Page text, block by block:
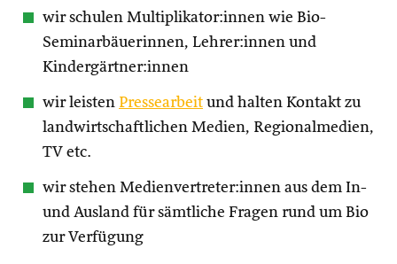
wir schulen Multiplikator:innen wie Bio-
Seminarbäuerinnen, Lehrer:innen und
Kindergärtner:innen
wir leisten Pressearbeit und halten Kontakt zu
landwirtschaftlichen Medien, Regionalmedien,
TV etc.
wir stehen Medienvertreter:innen aus dem In-
und Ausland für sämtliche Fragen rund um Bio
zur Verfügung